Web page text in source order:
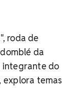
roda de
da
integrante do
explora temas